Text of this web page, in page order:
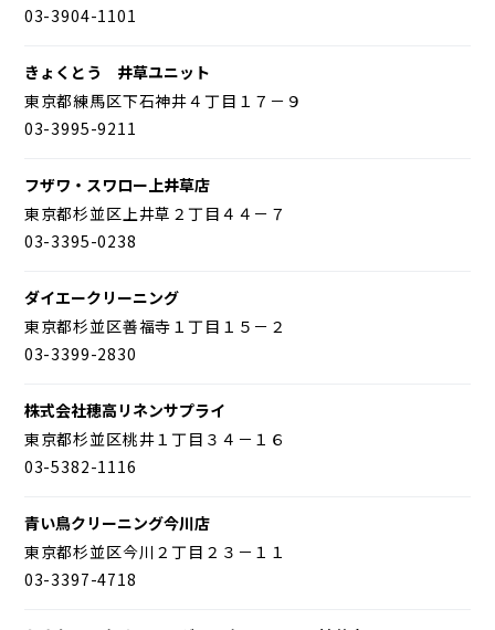
03-3904-1101
きょくとう 井草ユニット
東京都練馬区下石神井４丁目１７－９
03-3995-9211
フザワ・スワロー上井草店
東京都杉並区上井草２丁目４４－７
03-3395-0238
ダイエークリーニング
東京都杉並区善福寺１丁目１５－２
03-3399-2830
株式会社穂高リネンサプライ
東京都杉並区桃井１丁目３４－１６
03-5382-1116
青い鳥クリーニング今川店
東京都杉並区今川２丁目２３－１１
03-3397-4718